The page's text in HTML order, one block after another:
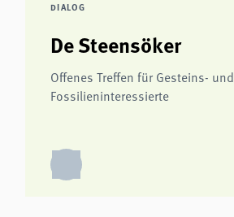
DIALOG
De Steensöker
Offenes Treffen für Gesteins- und
Fossilieninteressierte